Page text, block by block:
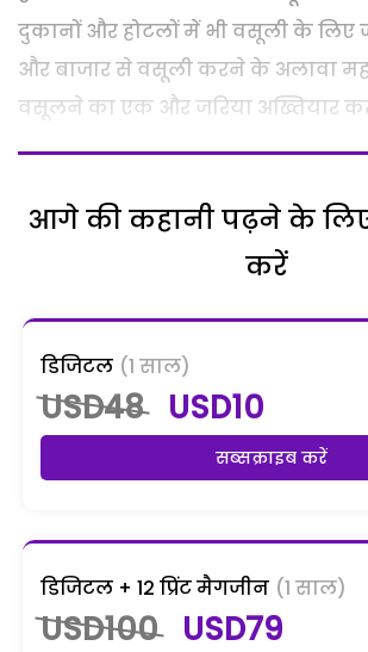
दुकानों और होटलों में भी वसूली के लिए
और बाजार से वसूली करने के अलावा
वसूलने का एक और जरिया अख्तियार
आगे की कहानी पढ़ने के लिए
करें
डिजिटल (1 साल)
USD48 USD10
सब्सक्राइब करें
डिजिटल + 12 प्रिंट मैगजीन (1 साल)
USD100 USD79